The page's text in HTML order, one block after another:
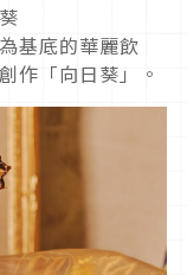
基底的華麗飲
作「向日葵」。